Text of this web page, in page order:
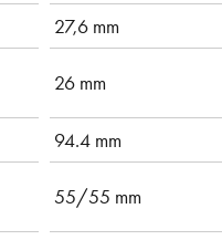
27,6 mm
26 mm
94.4 mm
55/55 mm